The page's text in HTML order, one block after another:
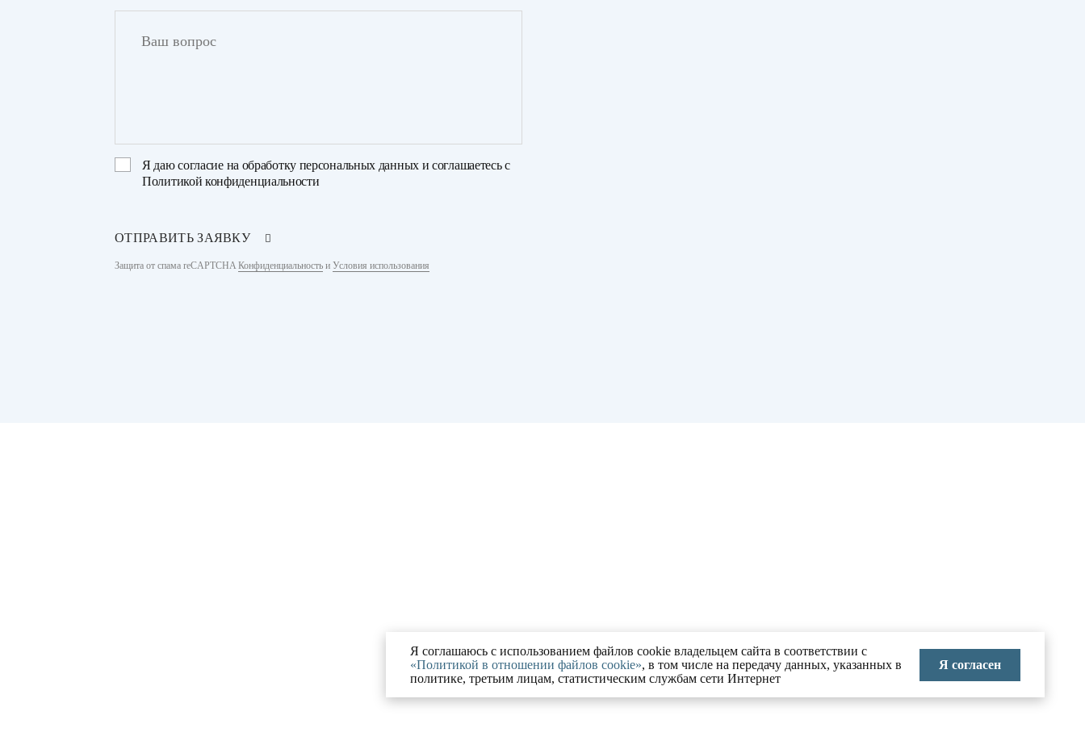
Я даюсогласие на обработку персональных данныхи соглашаетесь с
Политикой конфиденциальности
ОТПРАВИТЬ ЗАЯВКУ
Защита от спама reCAPTCHAКонфиденциальность и Условия использования
Я соглашаюсь с использованием файлов cookie владельцем сайта в соответствии с
«Политикой в отношении файлов cookie», в том числе на передачу данных, указанных в
политике, третьим лицам, статистическим службам сети Интернет
Я согласен